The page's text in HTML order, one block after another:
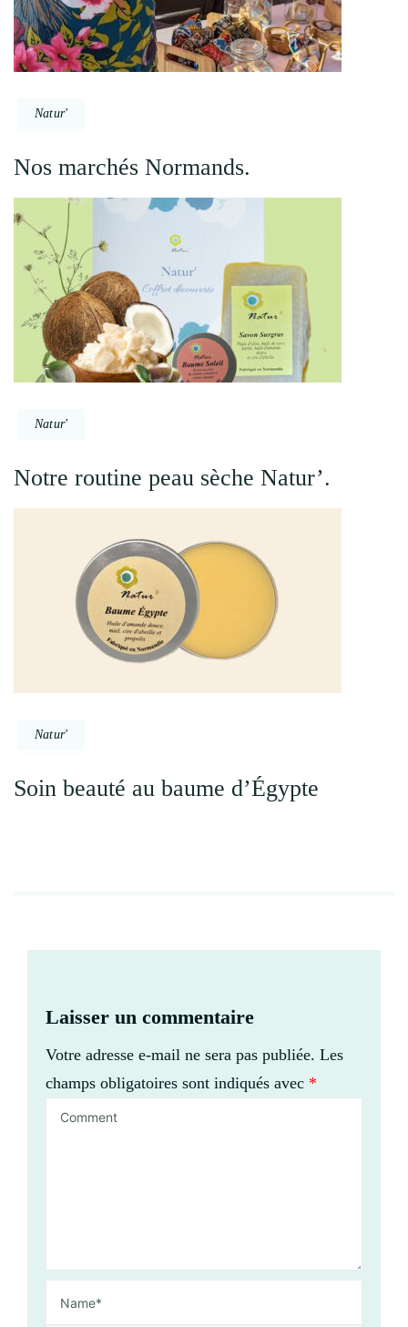
Natur'
Nos marchés Normands.
Natur'
Notre routine peau sèche Natur’.
Natur'
Soin beauté au baume d’Égypte
Laisser un commentaire
Votre adresse e-mail ne sera pas publiée. Les
champs obligatoires sont indiqués avec *